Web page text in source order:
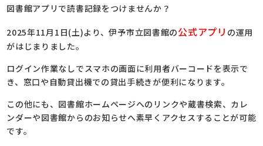
図書館アプリで読書記録をつけませんか？
2025年11月1日(土)より、伊予市立図書館の公式アプリ の運用
がはじまりました。
ログイン作業なしでスマホの画面に利用者バーコードを表示で
き、窓口や自動貸出機での貸出手続きが便利になります。
この他にも、図書館ホームページへのリンクや蔵書検索、カレ
ンダーや図書館からのお知らせへ素早くアクセスすることが可能
です。